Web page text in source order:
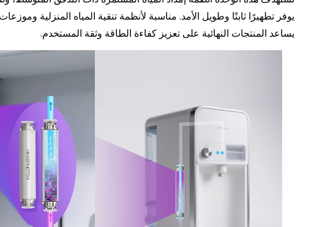
يوفر تطهيرًا ثابتًا وطويل الأمد. مناسبة لأنظمة تنقية المياه المنزلية
يساعد المنتجات النهائية على تعزيز كفاءة الطاقة وثقة المستخدم.